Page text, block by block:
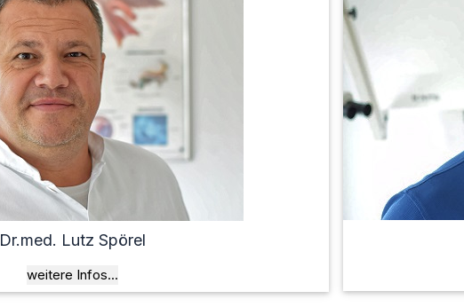
Dr.med. Lutz Spörel
weitere Infos...